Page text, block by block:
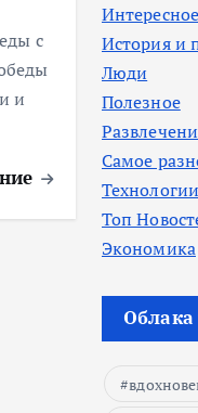
с
и
Интересное
История и
Люди
Полезное
Самое
Технологии
Топ
Экономика
Облака